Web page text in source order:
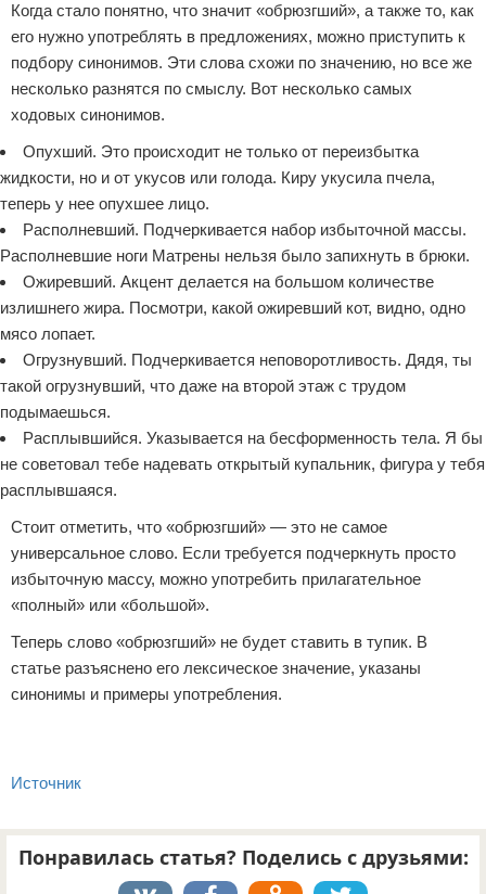
Когда стало понятно, что значит «обрюзгший», а также то, как
его нужно употреблять в предложениях, можно приступить к
подбору синонимов. Эти слова схожи по значению, но все же
несколько разнятся по смыслу. Вот несколько самых
ходовых синонимов.
Опухший. Это происходит не только от переизбытка
жидкости, но и от укусов или голода. Киру укусила пчела,
теперь у нее опухшее лицо.
Располневший. Подчеркивается набор избыточной массы.
Располневшие ноги Матрены нельзя было запихнуть в брюки.
Ожиревший. Акцент делается на большом количестве
излишнего жира. Посмотри, какой ожиревший кот, видно, одно
мясо лопает.
Огрузнувший. Подчеркивается неповоротливость. Дядя, ты
такой огрузнувший, что даже на второй этаж с трудом
подымаешься.
Расплывшийся. Указывается на бесформенность тела. Я бы
не советовал тебе надевать открытый купальник, фигура у тебя
расплывшаяся.
Стоит отметить, что «обрюзгший» — это не самое
универсальное слово. Если требуется подчеркнуть просто
избыточную массу, можно употребить прилагательное
«полный» или «большой».
Теперь слово «обрюзгший» не будет ставить в тупик. В
статье разъяснено его лексическое значение, указаны
синонимы и примеры употребления.
Источник
Понравилась статья? Поделись с друзьями: